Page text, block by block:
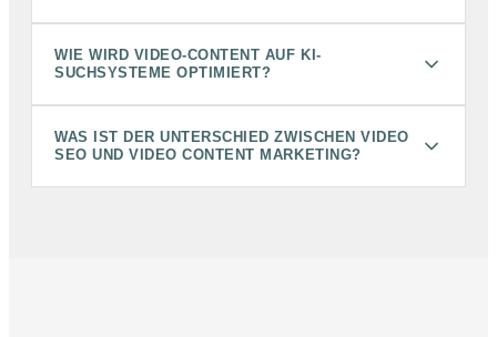
WIE WIRD VIDEO-CONTENT AUF KI-
SUCHSYSTEME OPTIMIERT?
WAS IST DER UNTERSCHIED ZWISCHEN VIDEO
SEO UND VIDEO CONTENT MARKETING?